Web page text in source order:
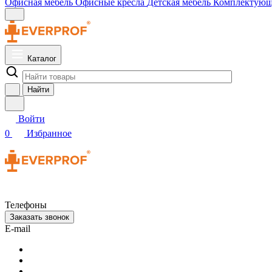
Офисная мебель Офисные кресла Детская мебель
Каталог
Найти
Войти
0
Избранное
Телефоны
Заказать звонок
E-mail